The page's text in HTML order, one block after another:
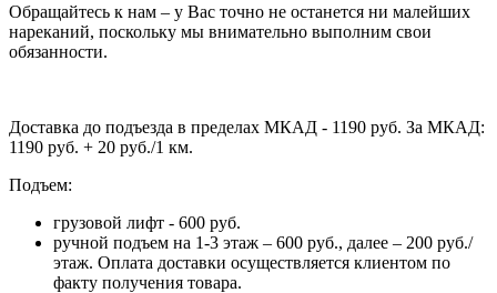
Обращайтесь к нам – у Вас точно не останется ни малейших
нареканий, поскольку мы внимательно выполним свои
обязанности.
Доставка до подъезда в пределах МКАД - 1190 руб. За МКАД:
1190 руб. + 20 руб./1 км.
Подъем:
грузовой лифт - 600 руб.
ручной подъем на 1-3 этаж – 600 руб., далее – 200 руб./
этаж. Оплата доставки осуществляется клиентом по
факту получения товара.